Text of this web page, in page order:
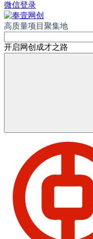
微信登录
高质量项目聚集地
开启网创成才之路